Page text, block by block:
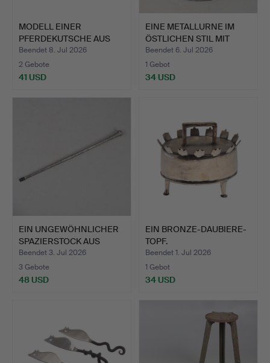
MODELL EINER
PFERDEKUTSCHE AUS
WEISSMETALL.
Beendet 8. Jul 2026
2 Gebote
41 USD
EINE METALLURNE IM
ÖSTLICHEN STIL MIT
ZWEI…
Beendet 6. Jul 2026
1 Gebot
34 USD
EIN UNGEWÖHNLICHER
SPAZIERSTOCK AUS
WEISSM…
Beendet 3. Jul 2026
3 Gebote
48 USD
EIN BRONZE-DAUBIERE-
TOPF.
Beendet 1. Jul 2026
1 Gebot
34 USD